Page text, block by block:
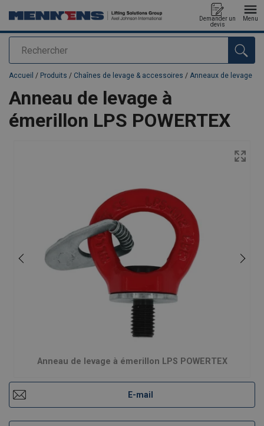
Rechercher
Demander un
devis
Menu
Ajouté au panier
Accueil / Produits / Chaînes de levage & accessoires / Anneaux de levage
Anneau de levage à
émerillon LPS POWERTEX
Anneau de levage à émerillon LPS POWERTEX
E-mail